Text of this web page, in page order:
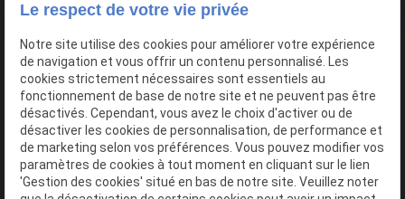
Accueil
Actualités
Contact
Nos services
Studio 1
Studio 2
Le respect de votre vie privée
Notre site utilise des cookies pour améliorer votre expérience
de navigation et vous offrir un contenu personnalisé. Les
cookies strictement nécessaires sont essentiels au
fonctionnement de base de notre site et ne peuvent pas être
désactivés. Cependant, vous avez le choix d'activer ou de
désactiver les cookies de personnalisation, de performance et
de marketing selon vos préférences. Vous pouvez modifier vos
paramètres de cookies à tout moment en cliquant sur le lien
'Gestion des cookies' situé en bas de notre site. Veuillez noter